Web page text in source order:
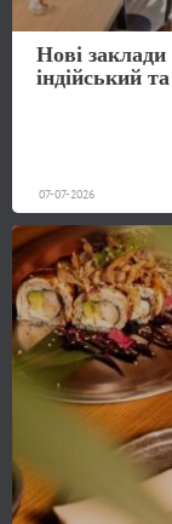
Нові
індійський
07-07-2026